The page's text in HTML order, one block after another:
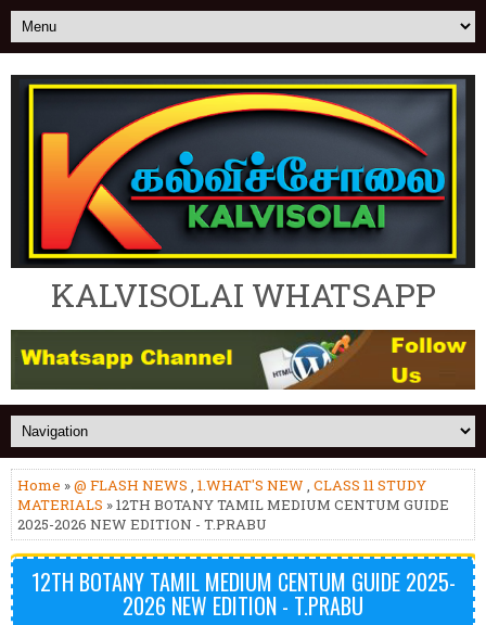
KALVISOLAI WHATSAPP
Home »@ FLASH NEWS , 1.WHAT'S NEW , CLASS 11 STUDY
MATERIALS » 12TH BOTANY TAMIL MEDIUM CENTUM GUIDE
2025-2026 NEW EDITION - T.PRABU
12TH BOTANY TAMIL MEDIUM CENTUM GUIDE 2025-
2026 NEW EDITION - T.PRABU